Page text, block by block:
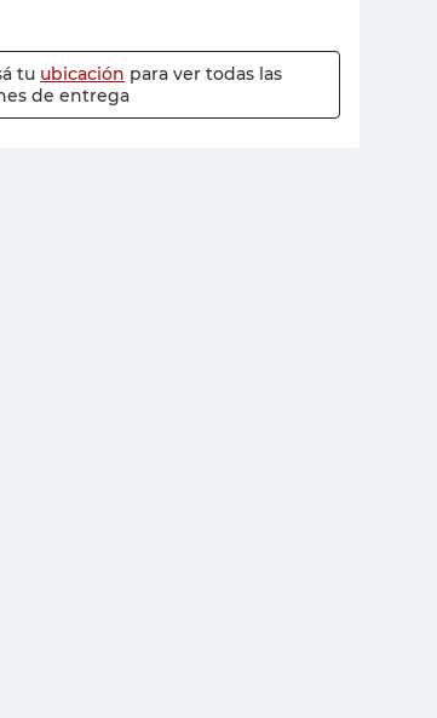
tu ubicación para ver todas las
de entrega